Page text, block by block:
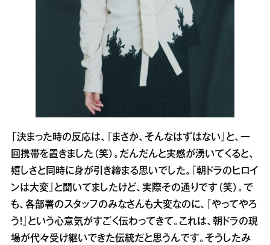
「決まった時の反応は、『まさか、そんなはずはない』と、一
回携帯を置きました（笑）。だんだんと実感が湧いてくると、
嬉しさと同時に身が引き締まる思いでした。『朝ドラのヒロイ
ンは大変』と聞いてましたけど、実際その通りです（笑）。で
も、各部署のスタッフのみなさんも大変なのに、『やってやろ
う！』という心意気がすごく伝わってきて。これは、朝ドラの現
場が代々受け継いできた伝統だと思うんです。そうしたみ